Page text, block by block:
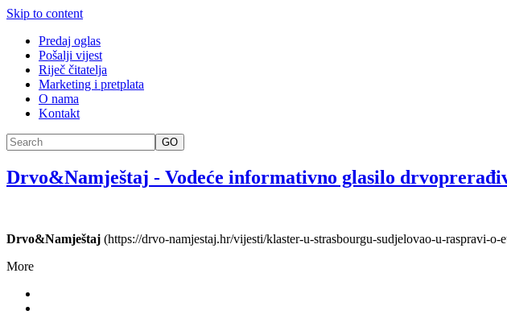
Skip to content
Predaj oglas
Pošalji vijest
Riječ čitatelja
Marketing i pretplata
O nama
Kontakt
GO
Drvo&Namještaj - Vodeće informativno glasilo
Drvo&Namještaj (https://drvo-namjestaj.hr/vijesti/klaster-u-strasbourgu-sudjelovao-u-raspravi-o-
More